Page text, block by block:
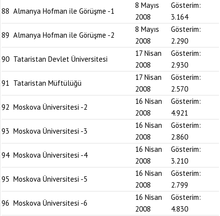
88 Almanya Hofman ile Görüşme -1
8 Mayıs
2008
Gösterim:
3.164
89 Almanya Hofman ile Görüşme -2
8 Mayıs
2008
Gösterim:
2.290
90 Tataristan Devlet Üniversitesi
17 Nisan
2008
Gösterim:
2.930
91 Tataristan Müftülüğü
17 Nisan
2008
Gösterim:
2.570
92 Moskova Üniversitesi -2
16 Nisan
2008
Gösterim:
4.921
93 Moskova Üniversitesi -3
16 Nisan
2008
Gösterim:
2.860
94 Moskova Üniversitesi -4
16 Nisan
2008
Gösterim:
3.210
95 Moskova Üniversitesi -5
16 Nisan
2008
Gösterim:
2.799
96 Moskova Üniversitesi -6
16 Nisan
2008
Gösterim:
4.830